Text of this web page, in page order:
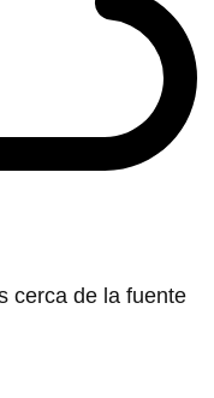
cerca de la fuente